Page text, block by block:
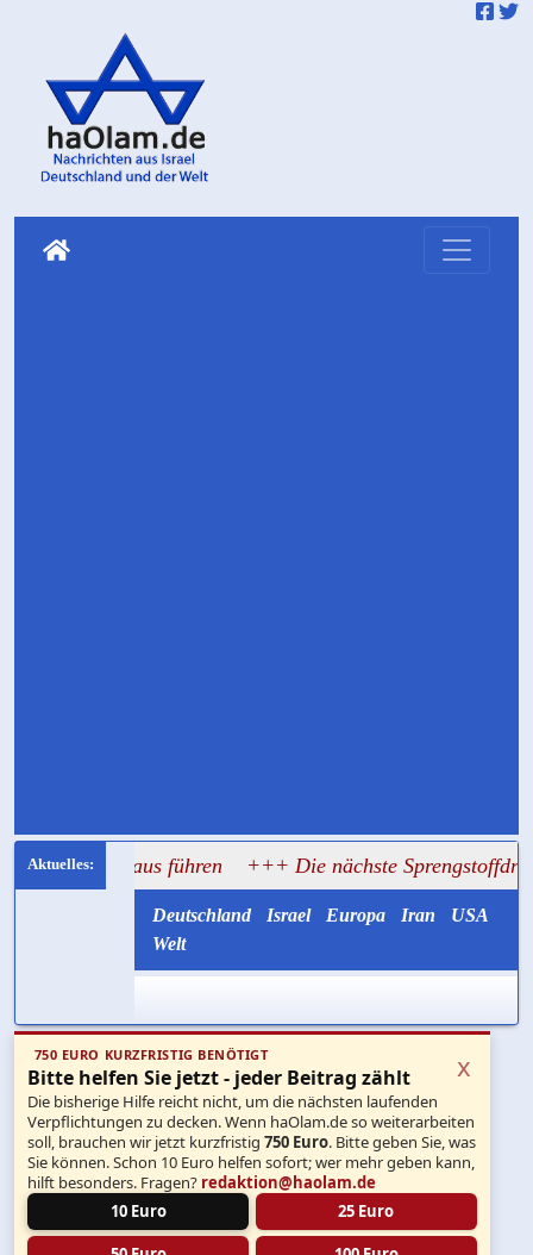
führen +++ Die nächste Sprengstoffdrohne
Deutschland Israel Europa Iran
USA
Welt
750 EURO KURZFRISTIG BENÖTIGT
Bitte helfen Sie jetzt - jeder Beitrag zählt
Die bisherige Hilfe reicht nicht, um die nächsten laufenden
Verpflichtungen zu decken. Wenn haOlam.de so weiterarbeiten
soll, brauchen wir jetzt kurzfristig750 Euro. Bitte geben Sie, was
Sie können. Schon 10 Euro helfen sofort; wer mehr geben kann,
hilft besonders. Fragen? redaktion@haolam.de
10 Euro
25 Euro
x